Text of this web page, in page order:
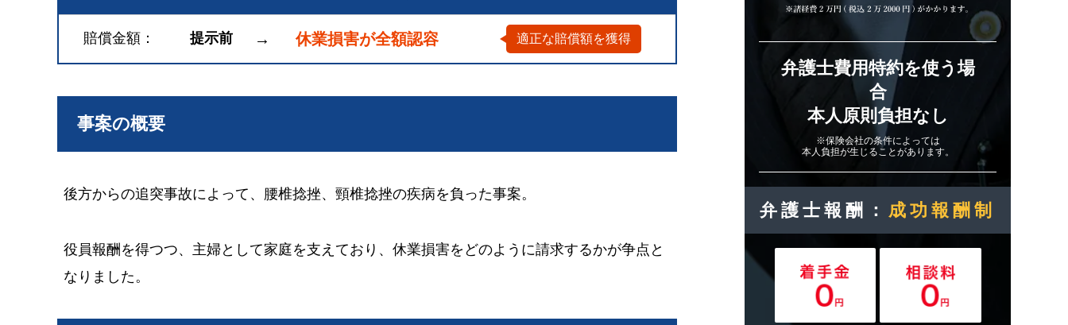
賠償金額 提示前 → 休業損害が全額認容 適正な賠償額を獲得
事案の概要
後方からの追突事故によって、腰椎捻挫、頸椎捻挫の疾病を負った事案。
役員報酬を得つつ、主婦として家庭を支えており、休業損害をどのように請求するかが争点と
なりました。
弁護士費用特約を使う場
合
本人原則負担なし
※保険会社の条件によっては
本人負担が生じることがあります。
弁護士報酬： 成功報酬制